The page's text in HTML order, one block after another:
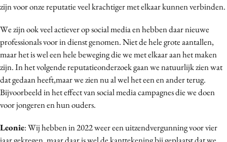
zijn voor onze reputatie veel krachtiger met elkaar kunnen verbinden.
We zijn ook veel actiever op social media en hebben daar nieuwe
professionals voor in dienst genomen. Niet de hele grote aantallen,
maar het is wel een hele beweging die we met elkaar aan het maken
zijn. In het volgende reputatieonderzoek gaan we natuurlijk zien wat
dat gedaan heeft,maar we zien nu al wel het een en ander terug.
Bijvoorbeeld in het effect van social media campagnes die we doen
voor jongeren en hun ouders.
Leonie: Wij hebben in 2022 weer een uitzendvergunning voor vier